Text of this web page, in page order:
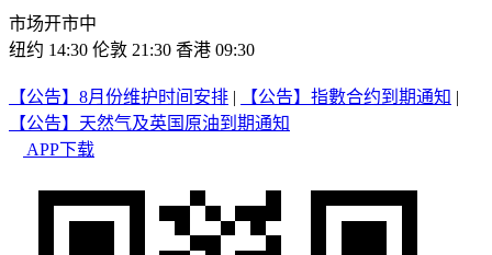
市场开市中
纽约 14:30 伦敦 21:30 香港 09:30
【公告】8月份维护时间安排 | 【公告】指數合约到期通知 |
【公告】天然气及英国原油到期通知
APP下载